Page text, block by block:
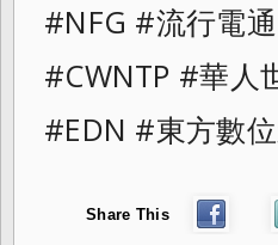
#NFG #流行電
#CWNTP #華
#EDN #東方
Share This